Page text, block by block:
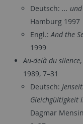
Deutsch: ...
Hamburg 1997
Engl.: And the
1999
Au-delà du silence
1989, 7–31
Deutsch:
Gleichgültigkeit
Dagmar